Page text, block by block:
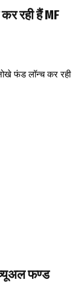
रही हैं MF
फंड लॉन्च कर रही
फण्ड